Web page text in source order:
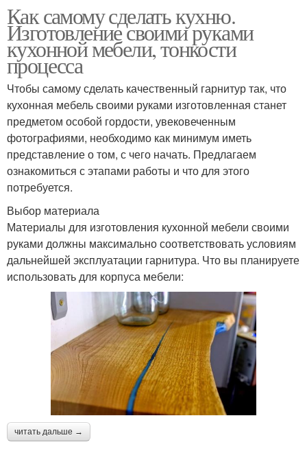
Как самому сделать кухню.
Изготовление своими руками
кухонной мебели, тонкости
процесса
Чтобы самому сделать качественный гарнитур так, что
кухонная мебель своими руками изготовленная станет
предметом особой гордости, увековеченным
фотографиями, необходимо как минимум иметь
представление о том, с чего начать. Предлагаем
ознакомиться с этапами работы и что для этого
потребуется.
Выбор материала
Материалы для изготовления кухонной мебели своими
руками должны максимально соответствовать условиям
дальнейшей эксплуатации гарнитура. Что вы планируете
использовать для корпуса мебели:
читать дальше →